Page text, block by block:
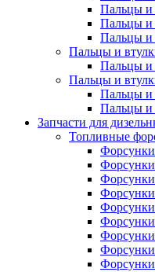
Пальцы и
Пальцы и
Пальцы и
Пальцы и
Пальцы и
Пальцы и
Пальцы и
Пальцы и
Запчасти для
Топливные
Форсунки